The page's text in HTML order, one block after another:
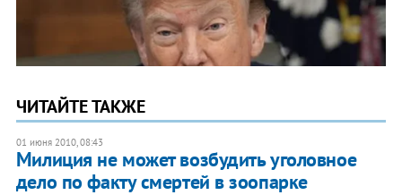
ЧИТАЙТЕ ТАКЖЕ
01 июня 2010, 08:43
Милиция не может возбудить уголовное
дело по факту смертей в зоопарке